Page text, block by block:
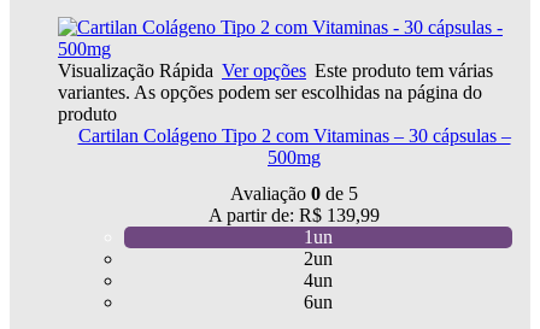
Visualização Rápida Ver opções Este produto tem várias
variantes. As opções podem ser escolhidas na página do
produto
Cartilan Colágeno Tipo 2 com Vitaminas – 30 cápsulas –
500mg
Avaliação 0 de 5
A partir de: R$ 139,99
1un
2un
4un
6un